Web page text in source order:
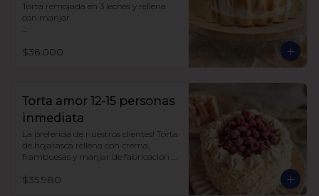
Torta remojada en 3 leches y rellena
con manjar.
Harina de trigo
$36.000
Torta amor 12-15 personas
inmediata
La preferida de nuestros clientes! Torta
de hojarasca rellena con crema,
frambuesas y manjar de fabricación
con alulosa.
$35.980